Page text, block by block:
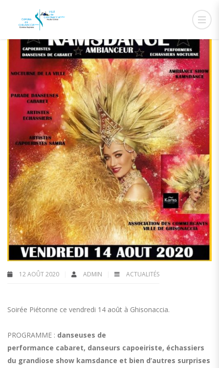
12 AOÛT 2020 ADMIN ACTUALITÉS
Soirée Piétonne ce vendredi 14 août à Ghisonaccia.
PROGRAMME : danseuses de
performance cabaret, danseurs capoeiriste, échassiers
du grandiose show kamsdance et bien d’autres surprises